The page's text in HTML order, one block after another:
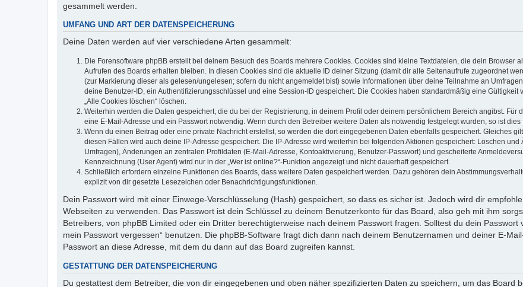
gesammelt werden.
UMFANG UND ART DER DATENSPEICHERUNG
Deine Daten werden auf vier verschiedene Arten gesammelt:
Die Forensoftware phpBB erstellt bei deinem Besuch des Boards mehrere Cookies. Cookies sind kleine Textdateien, die dein Browser
Aufrufen des Boards erhalten bleiben. In diesen Cookies sind die aktuelle ID deiner Sitzung (damit dir alle Seitenaufrufe zugeordnet
(zur Markierung dieser als gelesen/ungelesen; sofern du nicht angemeldet bist) sowie Informationen über deine Teilnahme an
deine Benutzer-ID, ein Authentifizierungsschlüssel und eine Session-ID gespeichert. Die Cookies haben standardmäßig eine
„Alle Cookies löschen“ löschen.
Weiterhin werden die Daten gespeichert, die du bei der Registrierung, in deinem Profil oder deinem persönlichem Bereich angibst. Für
eine E-Mail-Adresse und ein Passwort notwendig. Wenn durch den Betreiber weitere Daten als notwendig festgelegt wurden, so ist dies
Wenn du einen Beitrag oder eine private Nachricht erstellst, so werden die dort eingegebenen Daten ebenfalls gespeichert. Gleiches
diesen Fällen wird auch deine IP-Adresse gespeichert. Die IP-Adresse wird weiterhin bei folgenden Aktionen gespeichert: Löschen
Umfragen), Änderungen an zentralen Profildaten (E-Mail-Adresse, Kontoaktivierung, Benutzer-Passwort) und gescheiterte
Kennzeichnung (User Agent) wird nur in der „Wer ist online?“-Funktion angezeigt und nicht dauerhaft gespeichert.
Schließlich erfordern einzelne Funktionen des Boards, dass weitere Daten gespeichert werden. Dazu gehören dein
explizit von dir gesetzte Lesezeichen oder Benachrichtigungsfunktionen.
Dein Passwort wird mit einer Einwege-Verschlüsselung (Hash) gespeichert, so dass es sicher ist. Jedoch wird dir
Webseiten zu verwenden. Das Passwort ist dein Schlüssel zu deinem Benutzerkonto für das Board, also geh mit ihm
Betreibers, von phpBB Limited oder ein Dritter berechtigterweise nach deinem Passwort fragen. Solltest du dein
mein Passwort vergessen“ benutzen. Die phpBB-Software fragt dich dann nach deinem Benutzernamen und deiner E-
Passwort an diese Adresse, mit dem du dann auf das Board zugreifen kannst.
GESTATTUNG DER DATENSPEICHERUNG
Du gestattest dem Betreiber, die von dir eingegebenen und oben näher spezifizierten Daten zu speichern, um das Board